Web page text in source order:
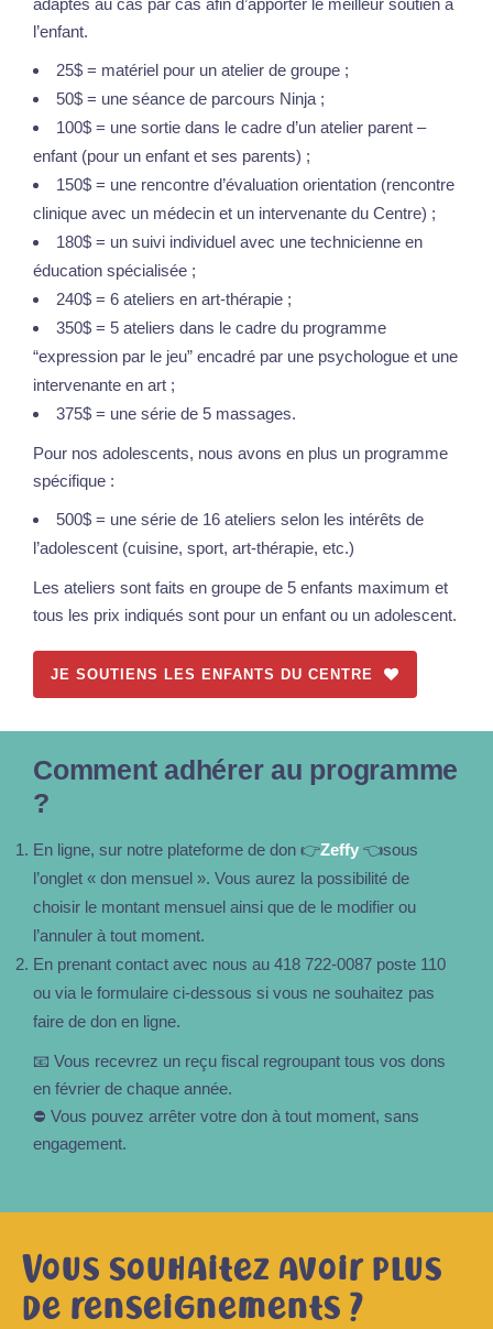
l’enfant.
25$ = matériel pour un atelier de groupe ;
50$ = une séance de parcours Ninja ;
100$ = une sortie dans le cadre d’un atelier parent –
enfant (pour un enfant et ses parents) ;
150$ = une rencontre d’évaluation orientation (rencontre
clinique avec un médecin et un intervenante du Centre) ;
180$ = un suivi individuel avec une technicienne en
éducation spécialisée ;
240$ = 6 ateliers en art-thérapie ;
350$ = 5 ateliers dans le cadre du programme
“expression par le jeu” encadré par une psychologue et une
intervenante en art ;
375$ = une série de 5 massages.
Pour nos adolescents, nous avons en plus un programme
spécifique :
500$ = une série de 16 ateliers selon les intérêts de
l’adolescent (cuisine, sport, art-thérapie, etc.)
Les ateliers sont faits en groupe de 5 enfants maximum et
tous les prix indiqués sont pour un enfant ou un adolescent.
JE SOUTIENS LES ENFANTS DU CENTRE
Comment adhérer au programme
?
En ligne, sur notre plateforme de don 👉Zeffy 👈sous
l’onglet « don mensuel ». Vous aurez la possibilité de
choisir le montant mensuel ainsi que de le modifier ou
l’annuler à tout moment.
En prenant contact avec nous au 418 722-0087 poste 110
ou via le formulaire ci-dessous si vous ne souhaitez pas
faire de don en ligne.
📧 Vous recevrez un reçu fiscal regroupant tous vos dons
en février de chaque année.
⛔ Vous pouvez arrêter votre don à tout moment, sans
engagement.
Vous souhaitez avoir plus
de renseignements ?